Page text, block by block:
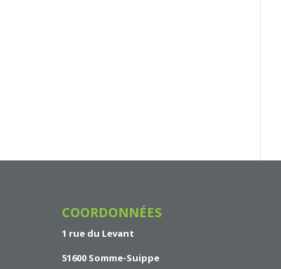
COORDONNÉES
1 rue du Levant
51600 Somme-Suippe